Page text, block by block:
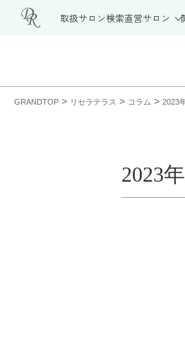
取扱サロン検索直営サロン
GRANDTOP > リセラテラス > コラム > 2023
2023